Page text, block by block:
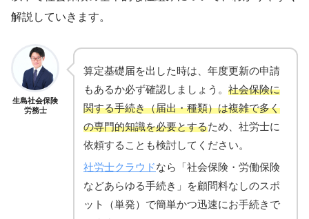
解説していきます。
生島社会保険
労務士
算定基礎届を出した時は、年度更新の申請
もあるか必ず確認しましょう。 社会保険に
関する手続き（届出・種類）は複雑で多く
の専門的知識を必要とするため、社労士に
依頼することも検討してください。
社労士クラウドなら「社会保険・労働保険
などあらゆる手続き」を顧問料なしのスポ
ット（単発）で簡単かつ迅速にお手続きで